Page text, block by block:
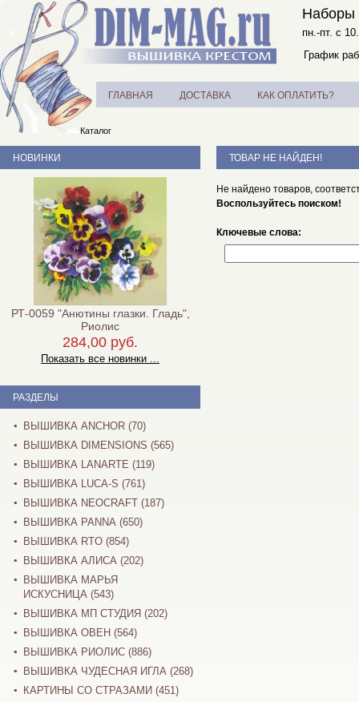
Наборы
пн.-пт. с
График
ГЛАВНАЯ ДОСТАВКА КАК ОПЛАТИТЬ?
Каталог
ТОВАР НЕ НАЙДЕН!
Не найдено товаров,
Воспользуйтесь поиском!
Ключевые слова:
НОВИНКИ
РТ-0059 "Анютины глазки. Гладь",
Риолис
284,00 руб.
Показать все новинки ...
РАЗДЕЛЫ
ВЫШИВКА ANCHOR (70)
ВЫШИВКА DIMENSIONS (565)
ВЫШИВКА LANARTE (119)
ВЫШИВКА LUCA-S (761)
ВЫШИВКА NEOCRAFT (187)
ВЫШИВКА PANNA (650)
ВЫШИВКА RTO (854)
ВЫШИВКА АЛИСА (202)
ВЫШИВКА МАРЬЯ
ИСКУСНИЦА (543)
ВЫШИВКА МП СТУДИЯ (202)
ВЫШИВКА ОВЕН (564)
ВЫШИВКА РИОЛИС (886)
ВЫШИВКА ЧУДЕСНАЯ ИГЛА (268)
КАРТИНЫ СО СТРАЗАМИ (451)